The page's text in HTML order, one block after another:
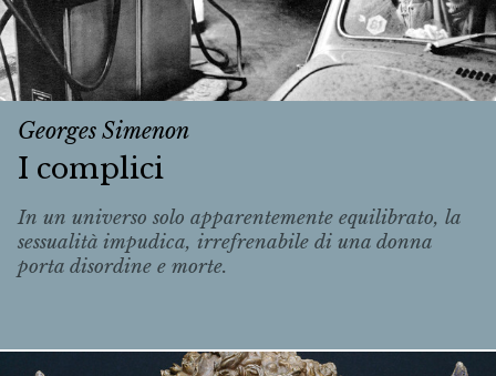
Georges Simenon
I complici
In un universo solo apparentemente equilibrato, la
sessualità impudica, irrefrenabile di una donna
porta disordine e morte.